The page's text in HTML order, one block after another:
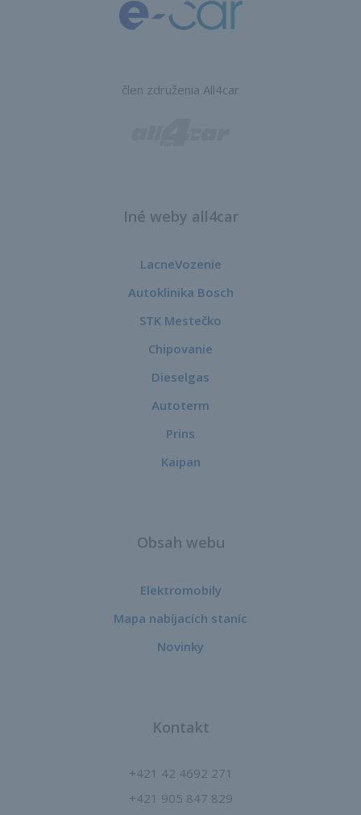
člen združenia All4car
Iné weby all4car
LacneVozenie
Autoklinika Bosch
STK Mestečko
Chipovanie
Dieselgas
Autoterm
Prins
Kaipan
Obsah webu
Elektromobily
Mapa nabíjacích staníc
Novinky
Kontakt
+421 42 4692 271
+421 905 847 829